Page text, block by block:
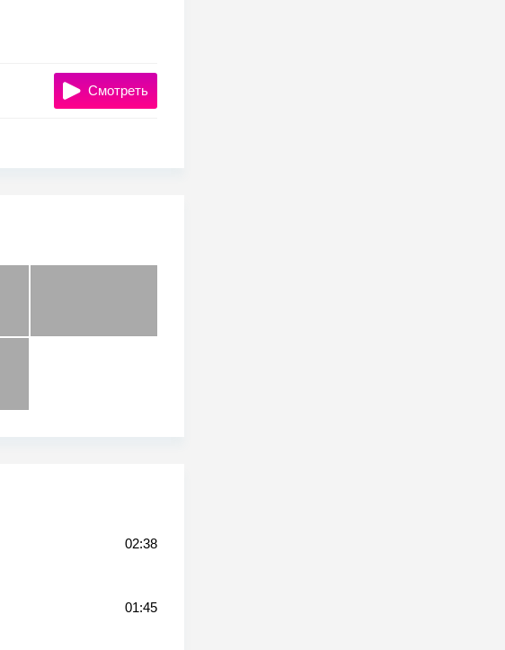
Смотреть
02:38
01:45